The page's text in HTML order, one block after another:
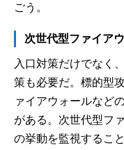
ごう。
次世代型ファイア
入口対策だけでなく
策も必要だ。標的型
ァイアウォールなど
がある。次世代型フ
の挙動を監視するこ